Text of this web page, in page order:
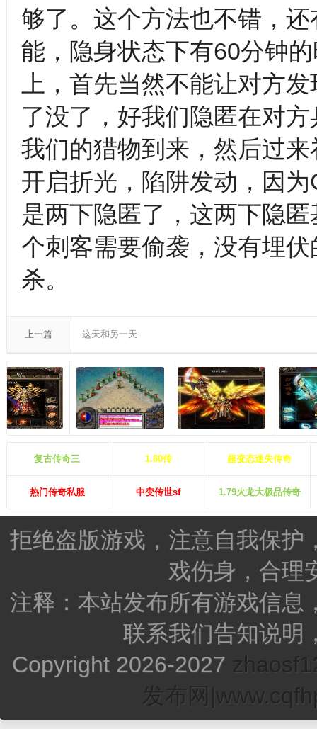
够了。这个方法也不错，
能，隐身状态下有60分钟
上，首先当然不能让对方
了没了，好我们隐匿在对
我们的猎物到来，然后过
开启折光，陷阱发动，因
是两下隐匿了，这两下隐
个刺客需要偷袭，没有埋
杀。
上一篇 这天和另一天
复古传奇三 1.80传 超变态迷失传奇
热门传奇私服 中变传世sf 1.79火龙大极品传奇
拒绝盗版游戏，注意自我保护
戏伤身，合理
注释：本站发布所有游戏信息
联系我们告知说明
Copyright 2026-2027
发布网